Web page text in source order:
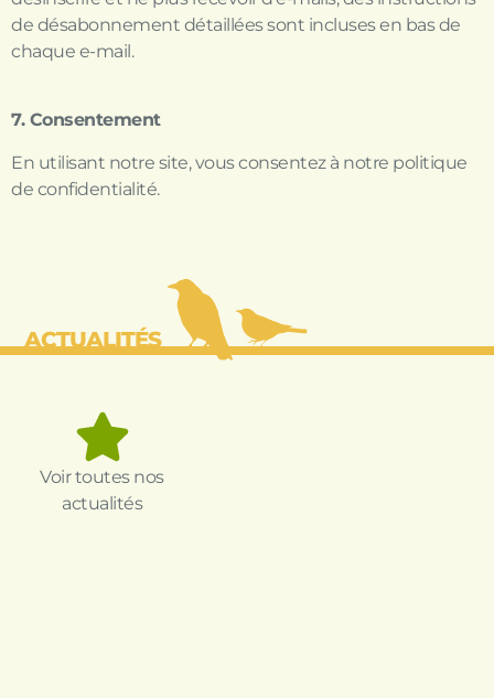
de désabonnement détaillées sont incluses en bas de
chaque e-mail.
7. Consentement
En utilisant notre site, vous consentez à notre politique
de confidentialité.
ACTUALITÉS
Voir toutes nos
actualités